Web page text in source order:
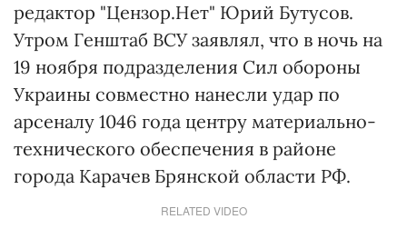
редактор "Цензор.Нет" Юрий Бутусов.
Утром Генштаб ВСУ заявлял, что в ночь на
19 ноября подразделения Сил обороны
Украины совместно нанесли удар по
арсеналу 1046 года центру материально-
технического обеспечения в районе
города Карачев Брянской области РФ.
RELATED VIDEO